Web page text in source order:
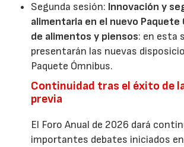
Segunda sesión: Innovación y
alimentaria en el nuevo Paquete
de alimentos y piensos: en esta
presentarán las nuevas
Paquete Ómnibus.
Continuidad tras el éxito de
previa
El Foro Anual de 2026 dará
importantes debates iniciados en